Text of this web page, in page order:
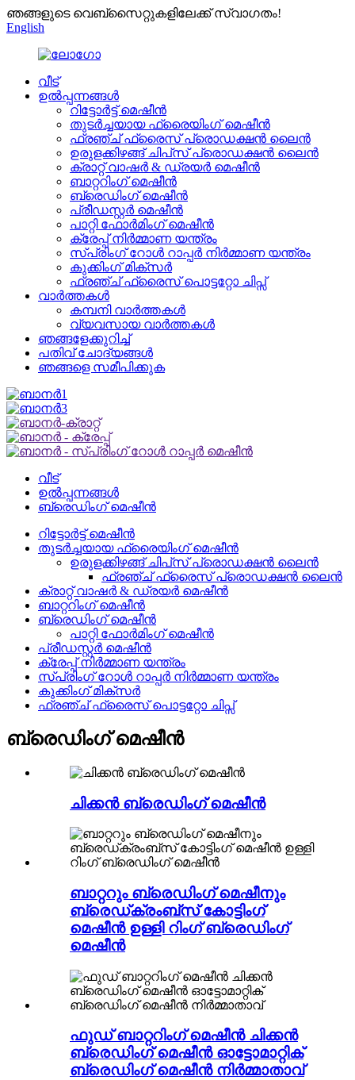
ഞങ്ങളുടെ വെബ്സൈറ്റുകളിലേക്ക് സ്വാഗതം!
English
വീട്
ഉൽപ്പന്നങ്ങൾ
റിട്ടോർട്ട് മെഷീൻ
തുടർച്ചയായ ഫ്രൈയിംഗ് മെഷീൻ
ഫ്രഞ്ച് ഫ്രൈസ് പ്രൊഡക്ഷൻ ലൈൻ
ഉരുളക്കിഴങ്ങ് ചിപ്‌സ് പ്രൊഡക്ഷൻ ലൈൻ
ക്രാറ്റ് വാഷർ & ഡ്രയർ മെഷീൻ
ബാറ്ററിംഗ് മെഷീൻ
ബ്രെഡിംഗ് മെഷീൻ
പ്രീഡസ്റ്റർ മെഷീൻ
പാറ്റി ഫോർമിംഗ് മെഷീൻ
ക്രേപ്പ് നിർമ്മാണ യന്ത്രം
സ്പ്രിംഗ് റോൾ റാപ്പർ നിർമ്മാണ യന്ത്രം
കുക്കിംഗ് മിക്സർ
ഫ്രഞ്ച് ഫ്രൈസ് പൊട്ടറ്റോ ചിപ്സ്
വാർത്തകൾ
കമ്പനി വാർത്തകൾ
വ്യവസായ വാർത്തകൾ
ഞങ്ങളേക്കുറിച്ച്
പതിവ് ചോദ്യങ്ങൾ
ഞങ്ങളെ സമീപിക്കുക
വീട്
ഉൽപ്പന്നങ്ങൾ
ബ്രെഡിംഗ് മെഷീൻ
റിട്ടോർട്ട് മെഷീൻ
തുടർച്ചയായ ഫ്രൈയിംഗ് മെഷീൻ
ഉരുളക്കിഴങ്ങ് ചിപ്‌സ് പ്രൊഡക്ഷൻ ലൈൻ
ഫ്രഞ്ച് ഫ്രൈസ് പ്രൊഡക്ഷൻ ലൈൻ
ക്രാറ്റ് വാഷർ & ഡ്രയർ മെഷീൻ
ബാറ്ററിംഗ് മെഷീൻ
ബ്രെഡിംഗ് മെഷീൻ
പാറ്റി ഫോർമിംഗ് മെഷീൻ
പ്രീഡസ്റ്റർ മെഷീൻ
ക്രേപ്പ് നിർമ്മാണ യന്ത്രം
സ്പ്രിംഗ് റോൾ റാപ്പർ നിർമ്മാണ യന്ത്രം
കുക്കിംഗ് മിക്സർ
ഫ്രഞ്ച് ഫ്രൈസ് പൊട്ടറ്റോ ചിപ്സ്
ബ്രെഡിംഗ് മെഷീൻ
ചിക്കൻ ബ്രെഡിംഗ് മെഷീൻ
ബാറ്ററും ബ്രെഡിംഗ് മെഷീനും
ബ്രെഡ്ക്രംബ്സ് കോട്ടിംഗ്
മെഷീൻ ഉള്ളി റിംഗ് ബ്രെഡിംഗ്
മെഷീൻ
ഫുഡ് ബാറ്ററിംഗ് മെഷീൻ ചിക്കൻ
ബ്രെഡിംഗ് മെഷീൻ ഓട്ടോമാറ്റിക്
ബ്രെഡിംഗ് മെഷീൻ നിർമ്മാതാവ്